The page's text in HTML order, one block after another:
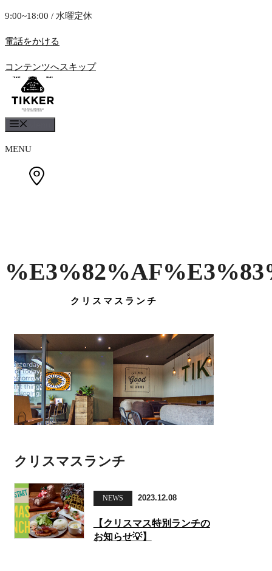
9:00~18:00 / 水曜定休
電話をかける
コンテンツへスキップ
MENU
クリスマスランチ
クリスマスランチ
NEWS 2023.12.08
【クリスマス特別ランチの
お知らせ💡】